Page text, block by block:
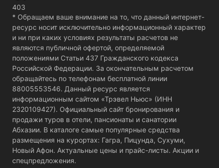
403
* Обращаем ваше внимание на то, что данный интернет-
ресурс носит исключительно информационный характер
и ни при каких условиях результаты расчетов не
являются публичной офертой, определяемой
положениями Статьи 437 Гражданского кодекса
Российской Федерации. За окончательным расчетом
обращайтесь по телефонам бесплатной линии
88005553546. Данный ресурс является
информационным сайтом «Трэвел Ньюс» (ИНН
2320109427). Официальный сайт бронирования и
продажи туров в отели, пансионаты и санатории
Абхазии. В каталоге самые популярные средства
размещения на курортах: Гагра, Пицунда, Сухуми,
Новый Афон. Актуальные цены и прайс-листы. Акции и
спецпредложения.